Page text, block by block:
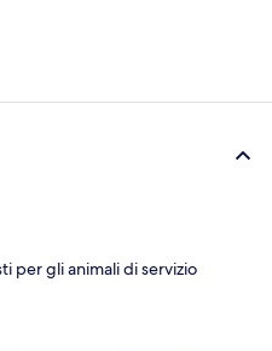
per gli animali di servizio